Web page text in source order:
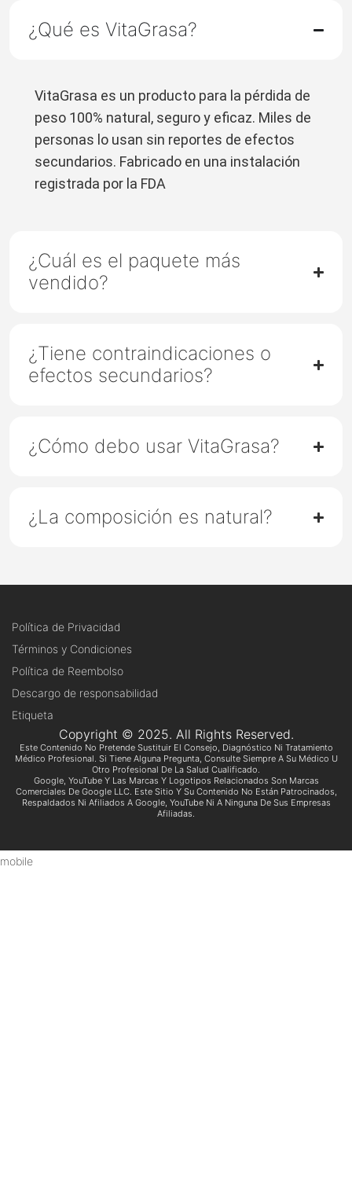
¿Qué es VitaGrasa?
VitaGrasa es un producto para la pérdida de
peso 100% natural, seguro y eficaz. Miles de
personas lo usan sin reportes de efectos
secundarios. Fabricado en una instalación
registrada por la FDA
¿Cuál es el paquete más
vendido?
¿Tiene contraindicaciones o
efectos secundarios?
¿Cómo debo usar VitaGrasa?
¿La composición es natural?
Política de Privacidad
Términos y Condiciones
Política de Reembolso
Descargo de responsabilidad
Etiqueta
Copyright © 2025. All Rights Reserved.
Este Contenido No Pretende Sustituir El Consejo, Diagnóstico Ni Tratamiento
Médico Profesional. Si Tiene Alguna Pregunta, Consulte Siempre A Su Médico U
Otro Profesional De La Salud Cualificado.
Google, YouTube Y Las Marcas Y Logotipos Relacionados Son Marcas
Comerciales De Google LLC. Este Sitio Y Su Contenido No Están Patrocinados,
Respaldados Ni Afiliados A Google, YouTube Ni A Ninguna De Sus Empresas
Afiliadas.